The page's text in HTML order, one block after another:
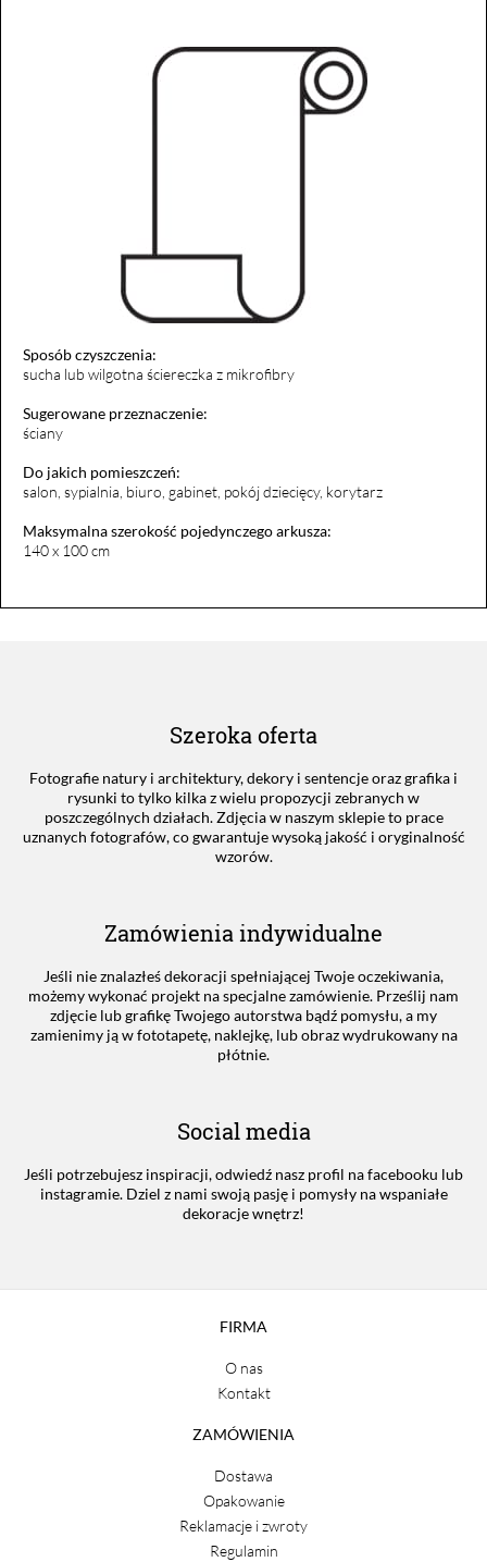
Sposób czyszczenia:
sucha lub wilgotna ściereczka z mikrofibry
Sugerowane przeznaczenie:
ściany
Do jakich pomieszczeń:
salon, sypialnia, biuro, gabinet, pokój dziecięcy, korytarz
Maksymalna szerokość pojedynczego arkusza:
140 x 100 cm
Szeroka oferta
Fotografie natury i architektury, dekory i sentencje oraz grafika i
rysunki to tylko kilka z wielu propozycji zebranych w
poszczególnych działach. Zdjęcia w naszym sklepie to prace
uznanych fotografów, co gwarantuje wysoką jakość i oryginalność
wzorów.
Zamówienia indywidualne
Jeśli nie znalazłeś dekoracji spełniającej Twoje oczekiwania,
możemy wykonać projekt na specjalne zamówienie. Prześlij nam
zdjęcie lub grafikę Twojego autorstwa bądź pomysłu, a my
zamienimy ją w fototapetę, naklejkę, lub obraz wydrukowany na
płótnie.
Social media
Jeśli potrzebujesz inspiracji, odwiedź nasz profil na facebooku lub
instagramie. Dziel z nami swoją pasję i pomysły na wspaniałe
dekoracje wnętrz!
FIRMA
O nas
Kontakt
ZAMÓWIENIA
Dostawa
Opakowanie
Reklamacje i zwroty
Regulamin